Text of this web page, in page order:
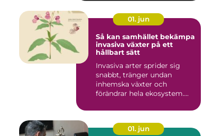
01. jun
Så kan samhället bekämpa
invasiva växter på ett
hållbart sätt
Invasiva arter sprider sig
snabbt, tränger undan
inhemska växter och
förändrar hela ekosystem.
01. jun